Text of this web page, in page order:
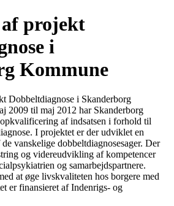
projekt
i
Kommune
Dobbeltdiagnose i Skanderborg
2009 til maj 2012 har Skanderborg
af indsatsen i forhold til
I projektet er der udviklet en
vanskelige dobbeltdiagnosesager. Der
og videreudvikling af kompetencer
og samarbejdspartnere.
at øge livskvaliteten hos borgere med
er finansieret af Indenrigs- og